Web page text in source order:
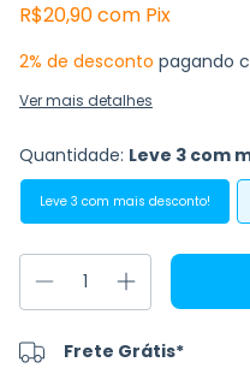
R$20,90com Pix
2% de desconto pagando
Ver mais detalhes
Quantidade: Leve 3 com
Leve 3 com mais desconto!
Frete Grátis*